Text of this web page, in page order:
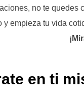
no te quedes
y empieza tu vida
en ti